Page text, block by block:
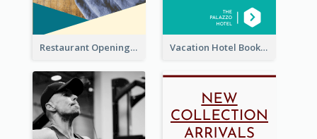
Restaurant Opening Food Ordering Discount Wide Skyscraper Banner Vacation Hotel Booking Wide Skyscraper Banner